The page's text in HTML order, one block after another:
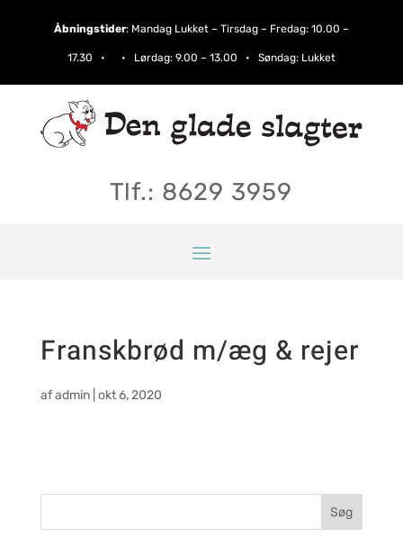
Åbningstider: Mandag Lukket – Tirsdag – Fredag: 10.00 –
17.30 • • Lørdag:​ 9.00 – 13.00 • Søndag: Lukket
Tlf.: 8629 3959
Franskbrød m/æg & rejer
afadmin| okt 6, 2020